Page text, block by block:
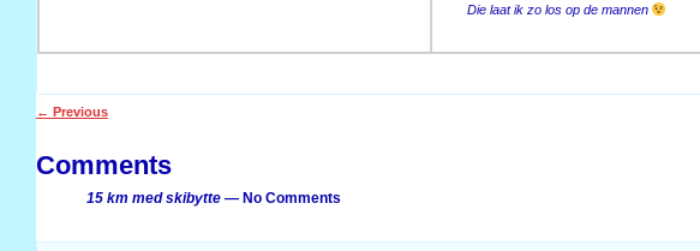
Die laat ik zo los op de mannen
← Previous
Comments
15 km med skibytte — No Comments